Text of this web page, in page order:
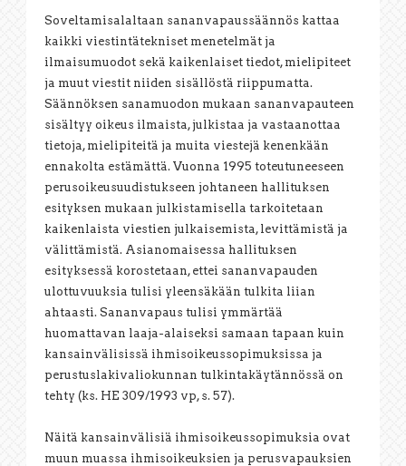
Soveltamisalaltaan sananvapaussäännös kattaa
kaikki viestintätekniset menetelmät ja
ilmaisumuodot sekä kaikenlaiset tiedot, mielipiteet
ja muut viestit niiden sisällöstä riippumatta.
Säännöksen sanamuodon mukaan sananvapauteen
sisältyy oikeus ilmaista, julkistaa ja vastaanottaa
tietoja, mielipiteitä ja muita viestejä kenenkään
ennakolta estämättä. Vuonna 1995 toteutuneeseen
perusoikeusuudistukseen johtaneen hallituksen
esityksen mukaan julkistamisella tarkoitetaan
kaikenlaista viestien julkaisemista, levittämistä ja
välittämistä. Asianomaisessa hallituksen
esityksessä korostetaan, ettei sananvapauden
ulottuvuuksia tulisi yleensäkään tulkita liian
ahtaasti. Sananvapaus tulisi ymmärtää
huomattavan laaja-alaiseksi samaan tapaan kuin
kansainvälisissä ihmisoikeussopimuksissa ja
perustuslakivaliokunnan tulkintakäytännössä on
tehty (ks. HE 309/1993 vp, s. 57).
Näitä kansainvälisiä ihmisoikeussopimuksia ovat
muun muassa ihmisoikeuksien ja perusvapauksien